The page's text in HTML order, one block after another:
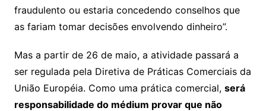
fraudulento ou estaria concedendo conselhos que
as fariam tomar decisões envolvendo dinheiro”.
Mas a partir de 26 de maio, a atividade passará a
ser regulada pela Diretiva de Práticas Comerciais da
União Européia. Como uma prática comercial, será
responsabilidade do médium provar que não